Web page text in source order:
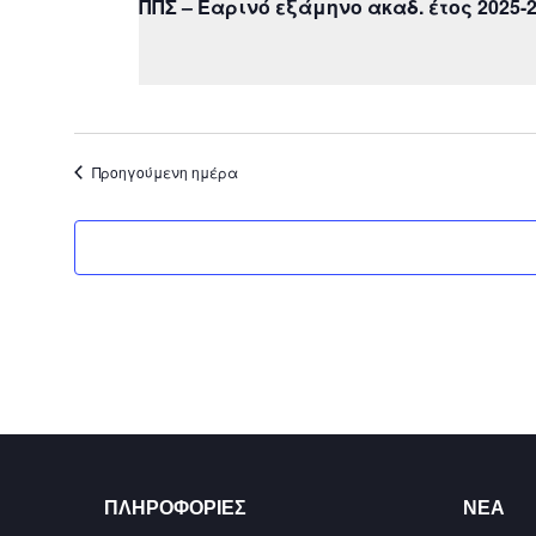
ΠΠΣ – Εαρινό εξάμηνο ακαδ. έτος 2025-
Προηγούμενη ημέρα
ΠΛΗΡΟΦΟΡΊΕΣ ΝΈΑ